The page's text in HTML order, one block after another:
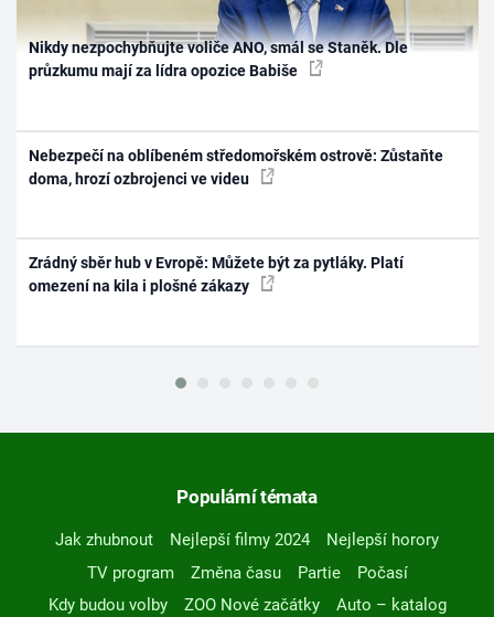
Nikdy nezpochybňujte voliče ANO, smál se Staněk. Dle
průzkumu mají za lídra opozice Babiše
Nebezpečí na oblíbeném středomořském ostrově: Zůstaňte
doma, hrozí ozbrojenci ve videu
Zrádný sběr hub v Evropě: Můžete být za pytláky. Platí
omezení na kila i plošné zákazy
Populární témata
Jak zhubnout Nejlepší filmy 2024
Nejlepší horory
TV program
Změna času Partie
Počasí
Kdy budou volby
ZOO Nové začátky
Auto – katalog